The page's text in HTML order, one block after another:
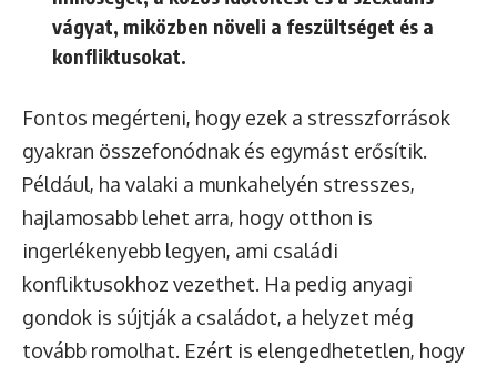
vágyat, miközben növeli a feszültséget és a
konfliktusokat.
Fontos megérteni, hogy ezek a stresszforrások
gyakran összefonódnak és egymást erősítik.
Például, ha valaki a munkahelyén stresszes,
hajlamosabb lehet arra, hogy otthon is
ingerlékenyebb legyen, ami családi
konfliktusokhoz vezethet. Ha pedig anyagi
gondok is sújtják a családot, a helyzet még
tovább romolhat. Ezért is elengedhetetlen, hogy